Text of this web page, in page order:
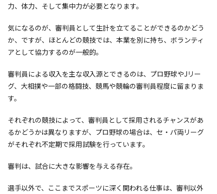
力、体力、そして集中力が必要となります。
気になるのが、審判員として生計を立てることができるのかどう
か、ですが、ほとんどの競技では、本業を別に持ち、ボランティ
アとして協力するのが一般的。
審判員による収入を主な収入源とできるのは、プロ野球やJリー
グ、大相撲や一部の格闘技、競馬や競輪の審判員程度に留まりま
す。
それぞれの競技によって、審判員として採用されるチャンスがあ
るかどうかは異なりますが、プロ野球の場合は、セ・パ両リーグ
がそれぞれ不定期で採用試験を行っています。
審判は、試合に大きな影響を与える存在。
選手以外で、ここまでスポーツに深く関われる仕事は、審判以外